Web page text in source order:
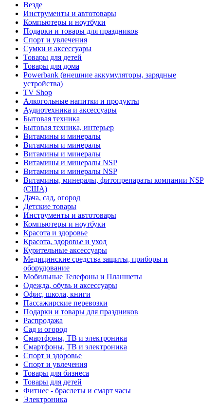
Везде
Инструменты и автотовары
Компьютеры и ноутбуки
Подарки и товары для праздников
Спорт и увлечения
Сумки и аксессуары
Товары для детей
Товары для дома
Powerbank (внешние аккумуляторы, зарядные
устройства)
TV Shop
Алкогольные напитки и продукты
Аудиотехника и аксессуары
Бытовая техника
Бытовая техника, интерьер
Витамины и минералы
Витамины и минералы
Витамины и минералы
Витамины и минералы NSP
Витамины и минералы NSP
Витамины, минералы, фитопрепараты компании NSP
(США)
Дача, сад, огород
Детские товары
Инструменты и автотовары
Компьютеры и ноутбуки
Красота и здоровье
Красота, здоровье и уход
Курительные аксессуары
Медицинские средства защиты, приборы и
оборудование
Мобильные Телефоны и Планшеты
Одежда, обувь и аксессуары
Офис, школа, книги
Пассажирские перевозки
Подарки и товары для праздников
Распродажа
Сад и огород
Смартфоны, ТВ и электроника
Смартфоны, ТВ и электроника
Спорт и здоровье
Спорт и увлечения
Товары для бизнеса
Товары для детей
Фитнес - браслеты и смарт часы
Электроника